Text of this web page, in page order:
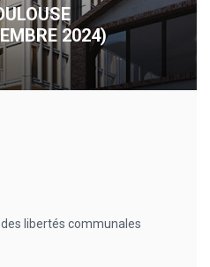
2024)
libertés communales